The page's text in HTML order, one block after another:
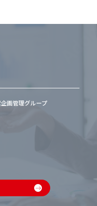
画管理グループ